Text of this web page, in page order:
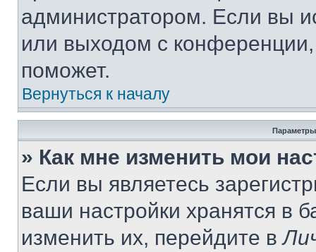
администратором. Если вы
или выходом с
поможет.
Вернуться к началу
Параметры
» Как мне изменить мои
Если вы являетесь
ваши настройки хранятся в
изменить их, перейдите в